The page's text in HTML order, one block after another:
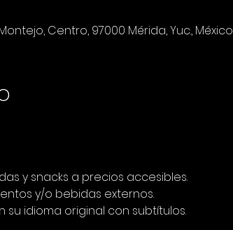
Centro, 97000 Mérida, Yuc., México
y snacks a precios accesibles.
y/o bebidas externos.
su idioma original con subtítulos.